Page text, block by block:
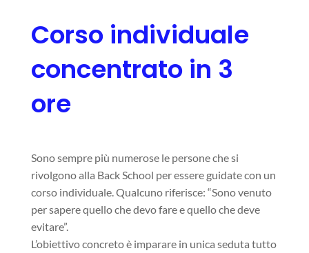
Corso individuale
concentrato in 3
ore
Sono sempre più numerose le persone che si
rivolgono alla Back School per essere guidate con un
corso individuale. Qualcuno riferisce: “Sono venuto
per sapere quello che devo fare e quello che deve
evitare”.
L’obiettivo concreto è imparare in unica seduta tutto